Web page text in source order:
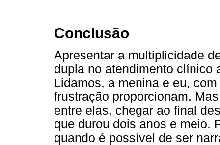
Conclusão
Apresentar a multiplicidade
dupla no atendimento clínico
Lidamos, a menina e eu,
frustração proporcionam.
entre elas, chegar ao final
que durou dois anos e meio.
quando é possível de ser